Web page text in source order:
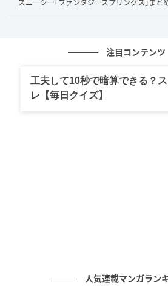
ズニーシー｢ファンタジースプリングス｣まと
注目コンテンツ
工夫して10秒で暗算できる？
レ【毎日クイズ】
人気連載マンガラン